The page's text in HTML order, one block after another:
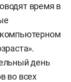
время в
день
во всех